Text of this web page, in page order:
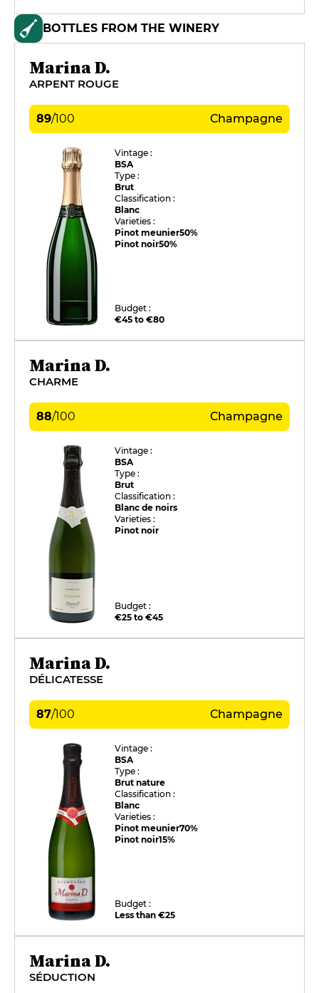
BOTTLES FROM THE WINERY
Marina D.
ARPENT ROUGE
89/100 Champagne
Vintage :
BSA
Type :
Brut
Classification :
Blanc
Varieties :
Pinot meunier50%
Pinot noir50%
Budget :
€45 to €80
Marina D.
CHARME
88/100 Champagne
Vintage :
BSA
Type :
Brut
Classification :
Blanc de noirs
Varieties :
Pinot noir
Budget :
€25 to €45
Marina D.
DÉLICATESSE
87/100 Champagne
Vintage :
BSA
Type :
Brut nature
Classification :
Blanc
Varieties :
Pinot meunier70%
Pinot noir15%
Budget :
Less than €25
Marina D.
SÉDUCTION